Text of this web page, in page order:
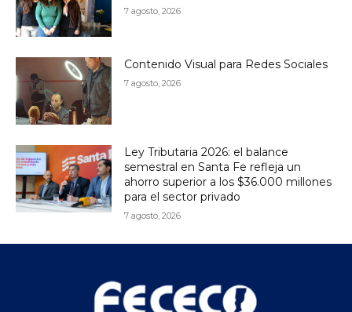
7 agosto, 2026
Contenido Visual para Redes Sociales
7 agosto, 2026
Ley Tributaria 2026: el balance
semestral en Santa Fe refleja un
ahorro superior a los $36.000 millones
para el sector privado
7 agosto, 2026